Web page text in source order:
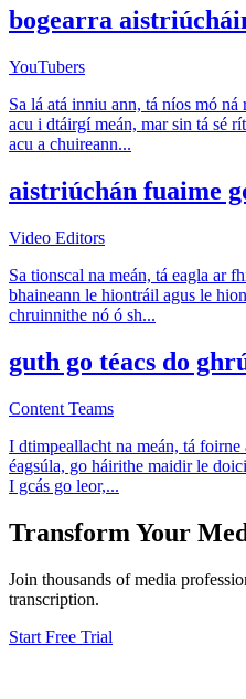
bogearra
YouTubers
Sa lá atá inniu ann, tá níos mó
acu i dtáirgí meán, mar sin tá sé
acu a chuireann...
aistriúchán fuaime
Video Editors
Sa tionscal na meán, tá eagla ar
bhaineann le hiontráil agus le
chruinnithe nó ó sh...
guth go téacs do
Content Teams
I dtimpeallacht na meán, tá
éagsúla, go háirithe maidir le
I gcás go leor,...
Transform Your
Join thousands ofmedia
transcription.
Start Free Trial